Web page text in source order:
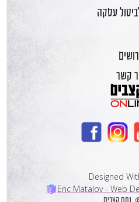
עסקה
קשר
Designed
Eric Matalov - Web